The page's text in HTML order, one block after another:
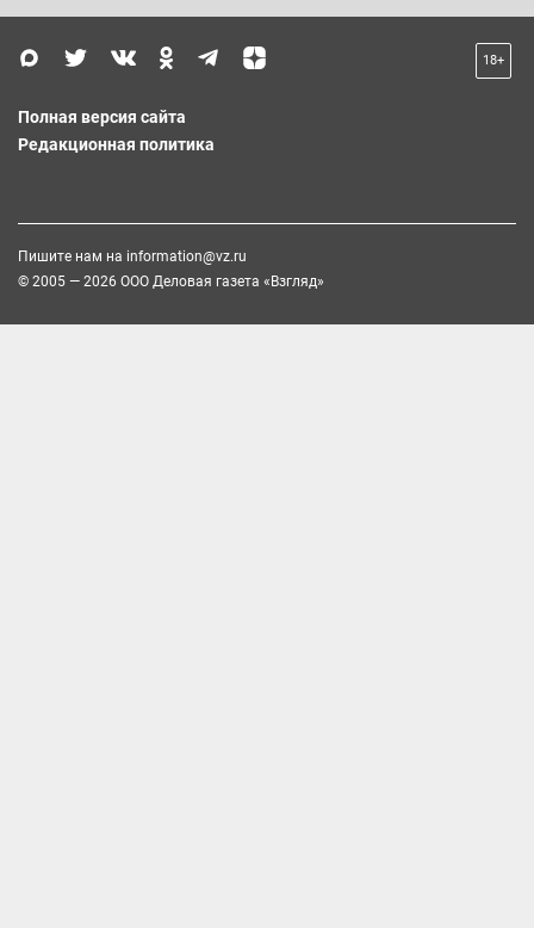
18+
Полная версия сайта
Редакционная политика
Пишите нам на information@vz.ru
© 2005 — 2026 ООО Деловая газета «Взгляд»